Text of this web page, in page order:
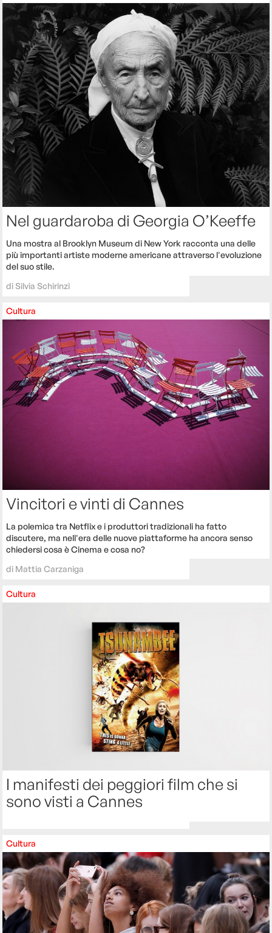
Nel guardaroba di Georgia O’Keeffe
Una mostra al Brooklyn Museum di New York racconta una delle
più importanti artiste moderne americane attraverso l'evoluzione
del suo stile.
diSilvia Schirinzi
Cultura
Vincitori e vinti di Cannes
La polemica tra Netflix e i produttori tradizionali ha fatto
discutere, ma nell'era delle nuove piattaforme ha ancora senso
chiedersi cosa è Cinema e cosa no?
di Mattia Carzaniga
Cultura
I manifesti dei peggiori film che si
sono visti a Cannes
Cultura